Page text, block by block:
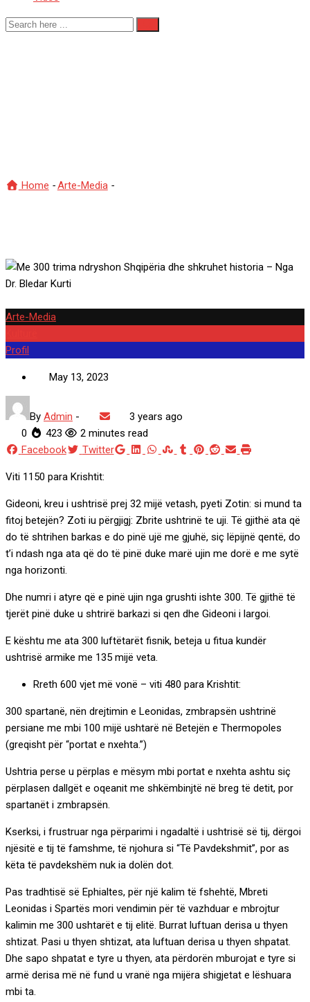
Home -Arte-Media-
Arte-Media
Profil
May 13, 2023
By Admin -
3 years ago
0
423
2 minutes read
Facebook
Twitter Google+
LinkedIn
Whatsapp
StumbleUpon
TumblrPinterest
RedditShare
Viti 1150 para Krishtit:
Gideoni, kreu i ushtrisë prej 32 mijë vetash, pyeti Zotin: si mund ta
fitoj betejën? Zoti iu përgjigj: Zbrite ushtrinë te uji. Të gjithë ata që
do të shtrihen barkas e do pinë ujë me gjuhë, siç lëpijnë qentë, do
t’i ndash nga ata që do të pinë duke marë ujin me dorë e me sytë
nga horizonti.
Dhe numri i atyre që e pinë ujin nga grushti ishte 300. Të gjithë të
tjerët pinë duke u shtrirë barkazi si qen dhe Gideoni i largoi.
E kështu me ata 300 luftëtarët fisnik, beteja u fitua kundër
ushtrisë armike me 135 mijë veta.
Rreth 600 vjet më vonë – viti 480 para Krishtit:
300 spartanë, nën drejtimin e Leonidas, zmbrapsën ushtrinë
persiane me mbi 100 mijë ushtarë në Betejën e Thermopoles
(greqisht për “portat e nxehta.”)
Ushtria perse u përplas e mësym mbi portat e nxehta ashtu siç
përplasen dallgët e oqeanit me shkëmbinjtë në breg të detit, por
spartanët i zmbrapsën.
Kserksi, i frustruar nga përparimi i ngadaltë i ushtrisë së tij, dërgoi
njësitë e tij të famshme, të njohura si “Të Pavdekshmit”, por as
këta të pavdekshëm nuk ia dolën dot.
Pas tradhtisë së Ephialtes, për një kalim të fshehtë, Mbreti
Leonidas i Spartës mori vendimin për të vazhduar e mbrojtur
kalimin me 300 ushtarët e tij elitë. Burrat luftuan derisa u thyen
shtizat. Pasi u thyen shtizat, ata luftuan derisa u thyen shpatat.
Dhe sapo shpatat e tyre u thyen, ata përdorën mburojat e tyre si
armë derisa më në fund u vranë nga mijëra shigjetat e lëshuara
mbi ta.